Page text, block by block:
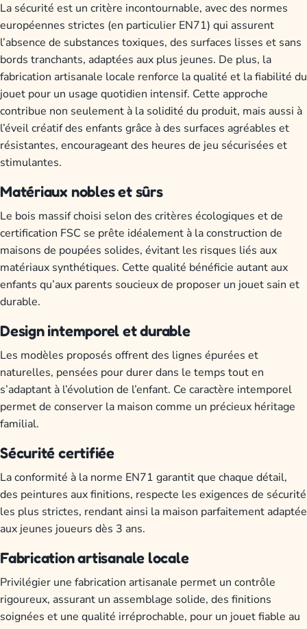
La sécurité est un critère incontournable, avec des normes
européennes strictes (en particulier EN71) qui assurent
l’absence de substances toxiques, des surfaces lisses et sans
bords tranchants, adaptées aux plus jeunes. De plus, la
fabrication artisanale locale renforce la qualité et la fiabilité du
jouet pour un usage quotidien intensif. Cette approche
contribue non seulement à la solidité du produit, mais aussi à
l’éveil créatif des enfants grâce à des surfaces agréables et
résistantes, encourageant des heures de jeu sécurisées et
stimulantes.
Matériaux nobles et sûrs
Le bois massif choisi selon des critères écologiques et de
certification FSC se prête idéalement à la construction de
maisons de poupées solides, évitant les risques liés aux
matériaux synthétiques. Cette qualité bénéficie autant aux
enfants qu’aux parents soucieux de proposer un jouet sain et
durable.
Design intemporel et durable
Les modèles proposés offrent des lignes épurées et
naturelles, pensées pour durer dans le temps tout en
s’adaptant à l’évolution de l’enfant. Ce caractère intemporel
permet de conserver la maison comme un précieux héritage
familial.
Sécurité certifiée
La conformité à la norme EN71 garantit que chaque détail,
des peintures aux finitions, respecte les exigences de sécurité
les plus strictes, rendant ainsi la maison parfaitement adaptée
aux jeunes joueurs dès 3 ans.
Fabrication artisanale locale
Privilégier une fabrication artisanale permet un contrôle
rigoureux, assurant un assemblage solide, des finitions
soignées et une qualité irréprochable, pour un jouet fiable au